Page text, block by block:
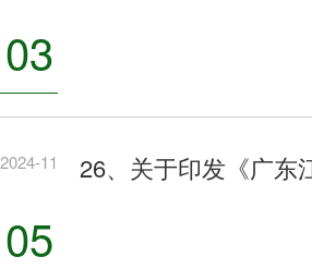
03
2024-11
05
26、关于印发《广东